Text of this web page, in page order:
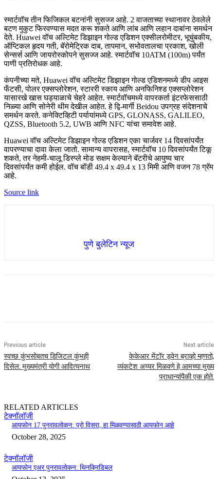
स्मार्टवॉच तीन फिजिकल बटनांनी सुसज्ज आहे. 2 वाजताच्या स्थानावर ठेवलेले
बटण मुकुट फिरवण्यास मदत करू शकते आणि लांब आणि लहान दाबांना समर्थन
देते. Huawei वॉच अल्टिमेट डिझाइन गोल्ड एडिशन एक्सीलरोमीटर, भूचुंबकीय,
ऑप्टिकल हृदय गती, बॅरोमेट्रिक दाब, तापमान, सभोवतालचा प्रकाश, खोली
सेन्सर्स आणि जायरोस्कोपने सुसज्ज आहे. स्मार्टवॉच 10ATM (100m) पर्यंत
पाणी प्रतिरोधक आहे.
कंपनीच्या मते, Huawei वॉच अल्टिमेट डिझाइन गोल्ड एडिशनमध्ये डीप आइस
फँटसी, पोलर एक्सप्लोरेशन, स्टाररी स्काय आणि अनफिनिश्ड एक्सप्लोरेशन
यासारखे खास घड्याळाचे चेहरे आहेत. स्मार्टवॉचमध्ये वापरकर्ता इंटरफेससाठी
निळ्या आणि सोनेरी थीम देखील आहेत. हे द्वि-मार्गी Beidou उपग्रह संदेशनाचे
समर्थन करते. कनेक्टिव्हिटी पर्यायांमध्ये GPS, GLONASS, GALILEO,
QZSS, Bluetooth 5.2, UWB आणि NFC यांचा समावेश आहे.
Huawei वॉच अल्टिमेट डिझाइन गोल्ड एडिशन एका चार्जवर 14 दिवसांपर्यंत
वापरण्याचा दावा केला जातो. सामान्य वापरासह, स्मार्टवॉच 10 दिवसांपर्यंत टिकू
शकते, तर नेहमी-चालू डिस्प्ले मोड सक्षम केल्याने बॅटरीचे आयुष्य चार
दिवसांपर्यंत कमी होईल. वॉच बॉडी 49.4 x 49.4 x 13 मिमी आणि वजन 78 ग्रॅम
आहे.
Source link
पुणे बुलेटिन न्यूज
Previous article
स्वच्छ कुंभसोबतच डिजिटल कुंभही
दिसेल: मुख्यमंत्री योगी आदित्यनाथ
Next article
केकेआर मेंटॉर ड्वेन ब्राव्हो म्हणतो,
व्यंकटेश अय्यर मिळवणे हे आमच्या मुख्य
प्राधान्यांपैकी एक होते.
RELATED ARTICLES
टेक्नॉलॉजी
आयफोन 17 पुनरावलोकन: प्रो विसरा, हा मिळवण्यासाठी आयफोन आहे
October 28, 2025
टेक्नॉलॉजी
आयफोन एअर पुनरावलोकन: थिनक्रिडिबल